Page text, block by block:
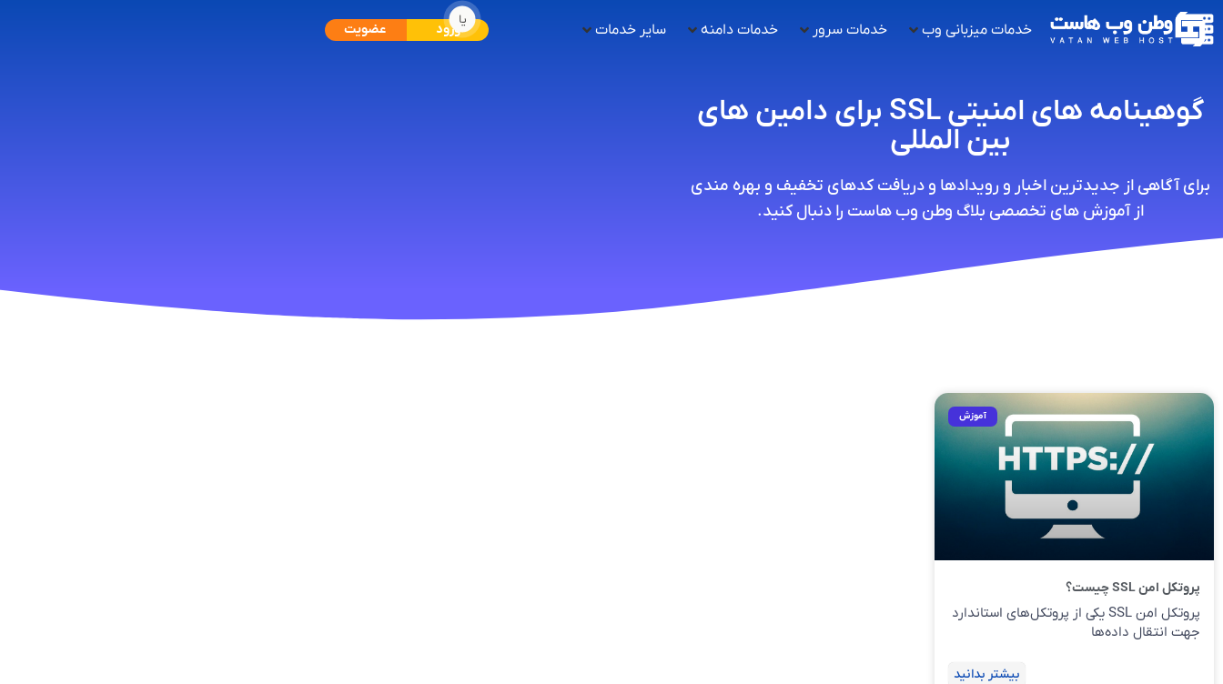
خدمات میزبانی وب خدمات سرور خدمات دامنه سایر خدمات ورود
یا
عضویت
گوهینامه های امنیتی SSL برای دامین های
بین المللی
برای آگاهی از جدیدترین اخبار و رویدادها و دریافت کدهای تخفیف و بهره مندی
از آموزش های تخصصی بلاگ وطن وب هاست را دنبال کنید.
آموزش
پروتکل امن SSL چیست؟
پروتکل امن SSL یکی از پروتکل‌های استاندارد
جهت انتقال داده‌ها
بیشتر بدانید